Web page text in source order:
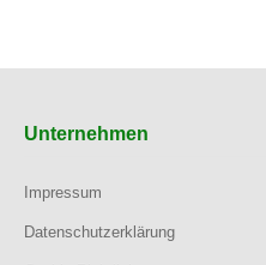
Unternehmen
Impressum
Datenschutzerklärung